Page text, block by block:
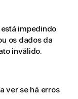
impedindo
os dados da
inválido.
ver se há erros